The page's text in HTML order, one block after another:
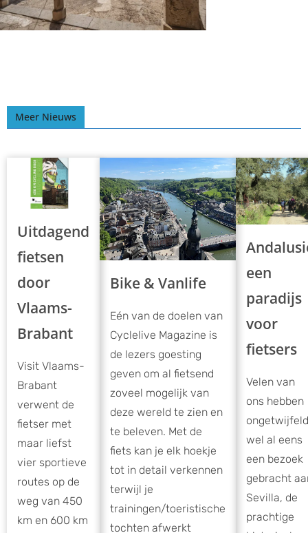
Meer Nieuws
Uitdagend
fietsen
door
Vlaams-
Brabant
Visit Vlaams-
Brabant
verwent de
fietser met
maar liefst
vier sportieve
routes op de
weg van 450
km en 600 km
Bike & Vanlife
Eén van de doelen van
Cyclelive Magazine is
de lezers goesting
geven om al fietsend
zoveel mogelijk van
deze wereld te zien en
te beleven. Met de
fiets kan je elk hoekje
tot in detail verkennen
terwijl je
trainingen/toeristische
tochten afwerkt
een
paradijs
voor
fietsers
Velen van
ons hebben
ongetwijfeld
wel al eens
een bezoek
gebracht
Sevilla, de
prachtige